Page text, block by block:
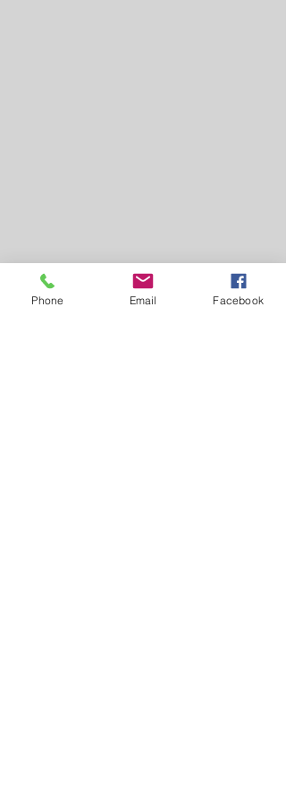
Fonte: Agência Senado
Laguna Carapã
Phone Email Facebook